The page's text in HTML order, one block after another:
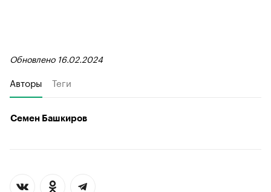
Обновлено 16.02.2024
Авторы Теги
Семен Башкиров